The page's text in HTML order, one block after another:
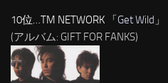
10位…TM NETWORK 「Get Wild 」
(アルバム: GIFT FOR FANKS)